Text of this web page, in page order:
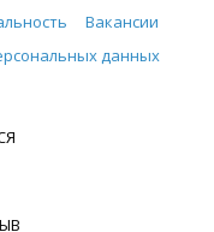
Вакансии
данных